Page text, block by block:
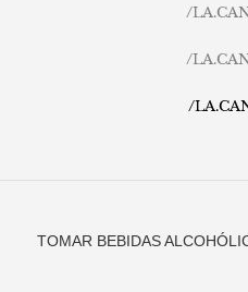
/
/
/
TOMAR BEBIDAS